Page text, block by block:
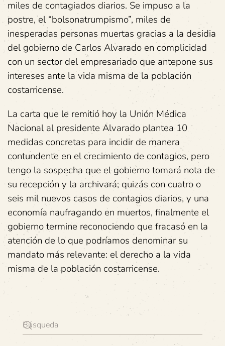
miles de contagiados diarios. Se impuso a la
postre, el “bolsonatrumpismo”, miles de
inesperadas personas muertas gracias a la desidia
del gobierno de Carlos Alvarado en complicidad
con un sector del empresariado que antepone sus
intereses ante la vida misma de la población
costarricense.
La carta que le remitió hoy la Unión Médica
Nacional al presidente Alvarado plantea 10
medidas concretas para incidir de manera
contundente en el crecimiento de contagios, pero
tengo la sospecha que el gobierno tomará nota de
su recepción y la archivará; quizás con cuatro o
seis mil nuevos casos de contagios diarios, y una
economía naufragando en muertos, finalmente el
gobierno termine reconociendo que fracasó en la
atención de lo que podríamos denominar su
mandato más relevante: el derecho a la vida
misma de la población costarricense.